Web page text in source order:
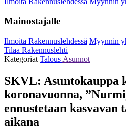
Mainostajalle
Ilmoita Rakennuslehdessä Myynnin
Tilaa Rakennuslehti
Kategoriat Talous Asunnot
SKVL: Asuntokauppa
koronavuonna,
ennustetaan kasvavan
aikana